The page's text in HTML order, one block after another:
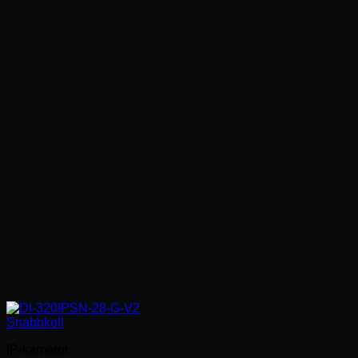
Snabbkoll